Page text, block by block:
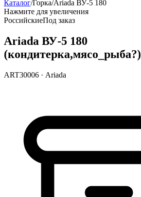
Каталог/Горка/Ariada ВУ-5 180
Нажмите для увеличения
РоссийскиеПод заказ
Ariada ВУ-5 180
(кондитерка,мясо_рыба?)
ART30006 · Ariada